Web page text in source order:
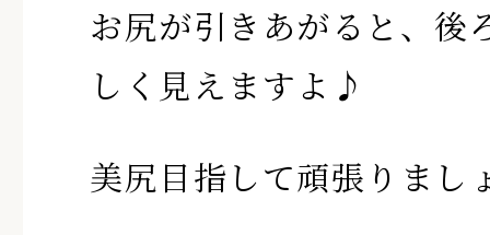
お尻が引きあがると、後
しく見えますよ♪
美尻目指して頑張りま